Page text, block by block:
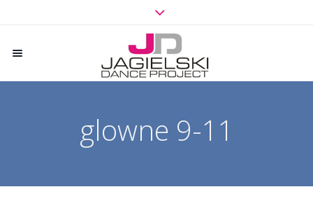
glowne 9-11